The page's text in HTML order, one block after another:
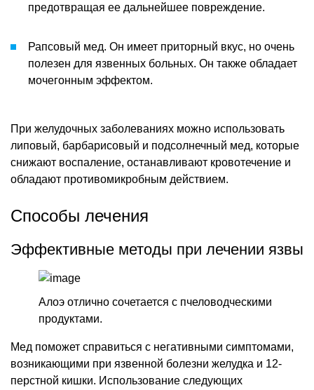
предотвращая ее дальнейшее повреждение.
Рапсовый мед. Он имеет приторный вкус, но очень
полезен для язвенных больных. Он также обладает
мочегонным эффектом.
При желудочных заболеваниях можно использовать
липовый, барбарисовый и подсолнечный мед, которые
снижают воспаление, останавливают кровотечение и
обладают противомикробным действием.
Способы лечения
Эффективные методы при лечении язвы
Алоэ отлично сочетается с пчеловодческими
продуктами.
Мед поможет справиться с негативными симптомами,
возникающими при язвенной болезни желудка и 12-
перстной кишки. Использование следующих